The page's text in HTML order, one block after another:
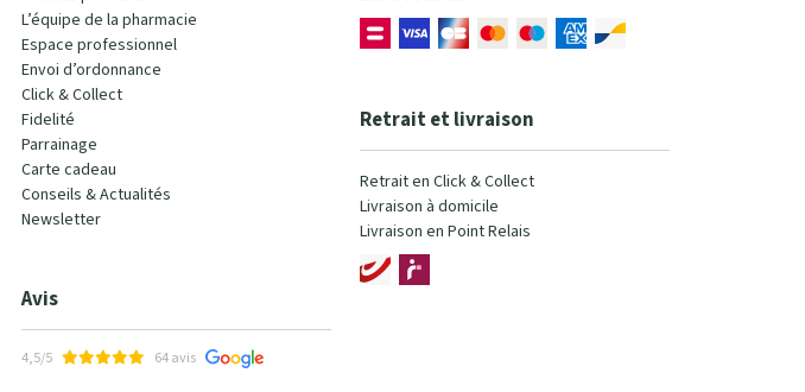
L’équipe de la pharmacie
Espace professionnel
Envoi d’ordonnance
Click & Collect
Fidelité
Parrainage
Carte cadeau
Conseils & Actualités
Newsletter
Avis
4,5/5 64 avis
Retrait et livraison
Retrait en Click & Collect
Livraison à domicile
Livraison en Point Relais